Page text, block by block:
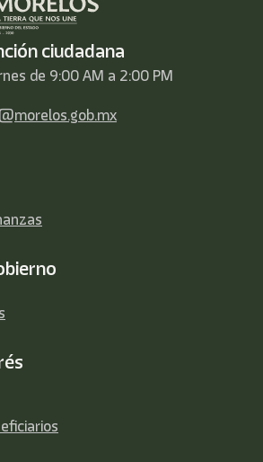
ciudadana
de 9:00 AM a 2:00 PM